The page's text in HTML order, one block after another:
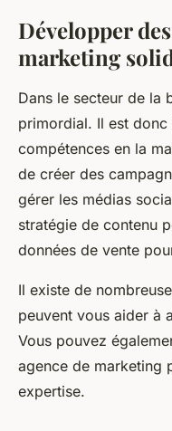
Développer
marketing
Dans le secteur de la
primordial. Il est
compétences en la
de créer des
gérer les médias
stratégie de contenu
données de vente
Il existe de
peuvent vous aider à
Vous pouvez
agence de marketing
expertise.